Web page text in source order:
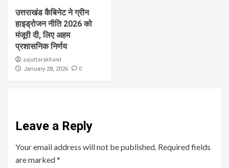
उत्तराखंड कैबिनेट ने ग्रीन
हाइड्रोजन नीति 2026 को
मंजूरी दी, लिए अहम
प्रशासनिक निर्णय
aajuttarakhand
January 28, 2026 0
Leave a Reply
Your email address will not be published. Required fields
are marked*